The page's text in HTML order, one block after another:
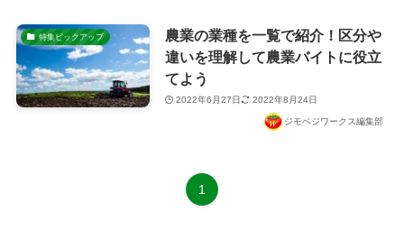
特集ピックアップ
農業の業種を一覧で紹介！区分や
違いを理解して農業バイトに役立
てよう
2022年6月27日 2022年8月24日
ジモベジワークス編集部
1